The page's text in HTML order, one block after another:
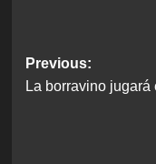
Post
Previous:
La borravino jugará